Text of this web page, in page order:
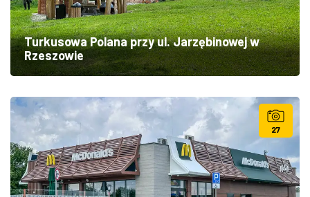
Turkusowa Polana przy ul. Jarzębinowej w
Rzeszowie
27